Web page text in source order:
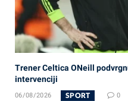
Trener Celtica ONeill
intervenciji
06/08/2026 SPORT 0